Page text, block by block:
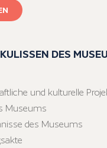
DES
und kulturelle
Museums
des Museums